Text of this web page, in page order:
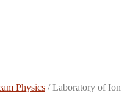
Physics /Laboratory of Ion